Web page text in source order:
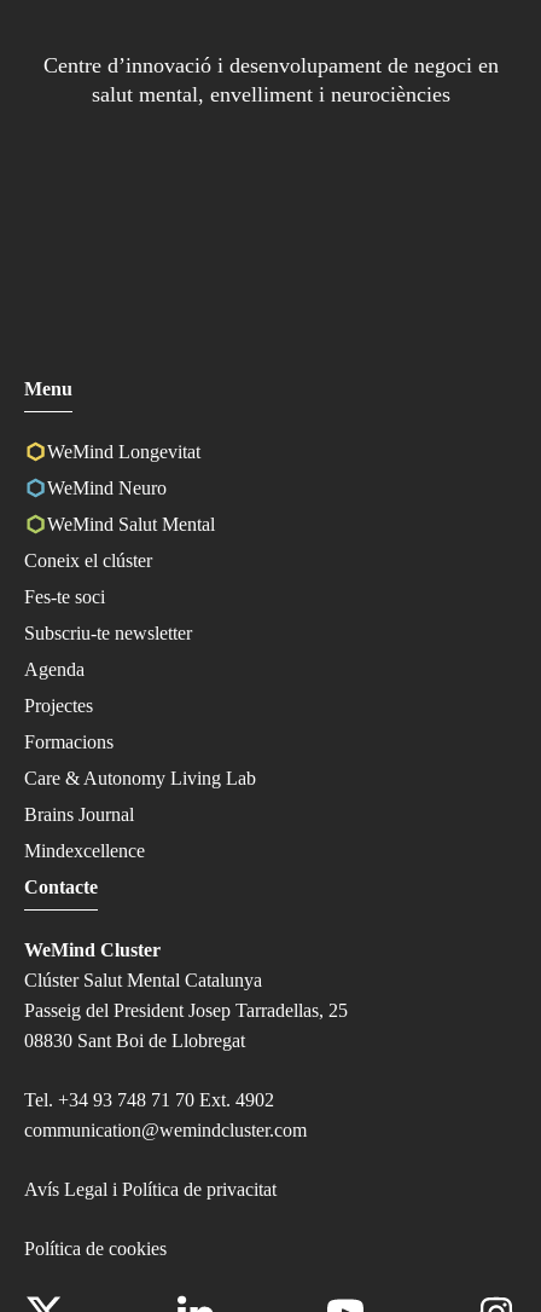
Centre d’innovació i desenvolupament de negoci en
salut mental, envelliment i neurociències
Menu
WeMind Longevitat
WeMind Neuro
WeMind Salut Mental
Coneix el clúster
Fes-te soci
Subscriu-te newsletter
Agenda
Projectes
Formacions
Care & Autonomy Living Lab
Brains Journal
Mindexcellence
Contacte
WeMind Cluster
Clúster Salut Mental Catalunya
Passeig del President Josep Tarradellas, 25
08830 Sant Boi de Llobregat
Tel. +34 93 748 71 70 Ext. 4902
communication@wemindcluster.com
Avís Legal i Política de privacitat
Política de cookies